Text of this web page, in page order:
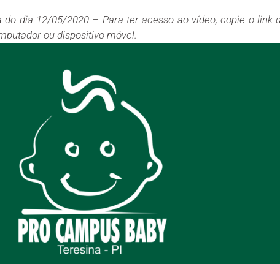
dia 12/05/2020 – Para ter acesso ao vídeo, copie o link
ou dispositivo móvel.